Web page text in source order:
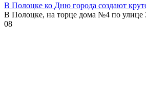
В Полоцке ко Дню города создают
В Полоцке, на торце дома №4 по улице
08